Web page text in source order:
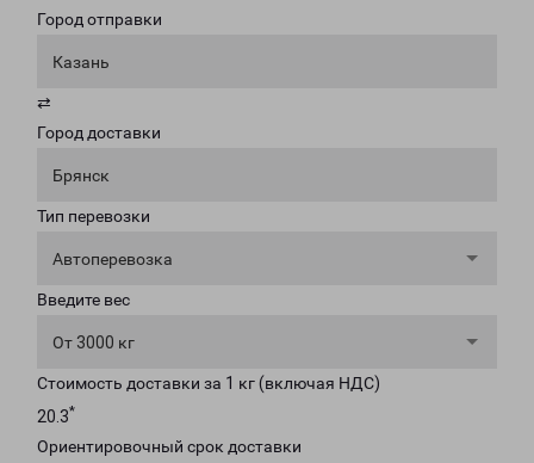
Город отправки
Казань
⇄
Город доставки
Брянск
Тип перевозки
Автоперевозка
Введите вес
От 3000 кг
Стоимость доставки за 1 кг (включая НДС)
20.3*
Ориентировочный срок доставки